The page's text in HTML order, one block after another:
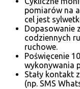
pomiarów na
cel jest
Dopasowanie
codziennych
ruchowe.
Poświęcenie
wykonywania
Stały kontakt
(np. SMS